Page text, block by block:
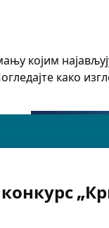
којим
како